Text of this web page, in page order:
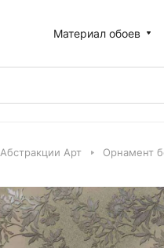
Материал обоев
Абстракции Арт Орнамент